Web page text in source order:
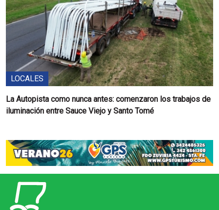
LOCALES
La Autopista como nunca antes: comenzaron los trabajos de
iluminación entre Sauce Viejo y Santo Tomé